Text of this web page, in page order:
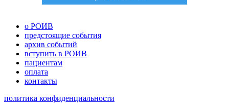
о РОИВ
предстоящие события
архив событий
вступить в РОИВ
пациентам
оплата
контакты
политика конфиденциальности